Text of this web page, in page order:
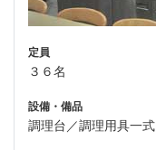
定員
３６名
設備・備品
調理台／調理用具一式